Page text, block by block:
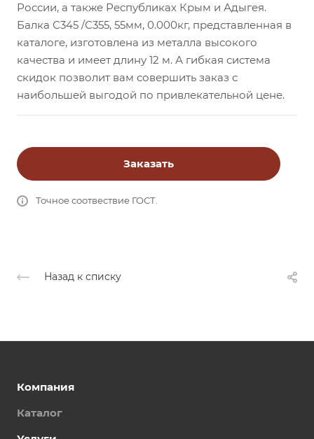
России, а также Республиках Крым и Адыгея.
Балка С345 /С355, 55мм, 0.000кг, представленная в
каталоге, изготовлена из металла высокого
качества и имеет длину 12 м. А гибкая система
скидок позволит вам совершить заказ с
наибольшей выгодой по привлекательной цене.
Заказать
Точное соотвествие ГОСТ.
Назад к списку
Компания
Каталог